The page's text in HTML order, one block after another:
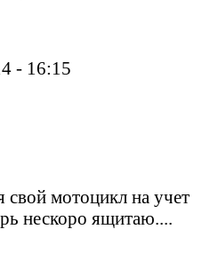
- 16:15
мотоцикл на учет
нескоро ящитаю....